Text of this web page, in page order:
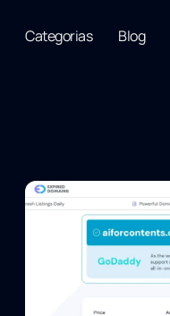
Categorias Blog